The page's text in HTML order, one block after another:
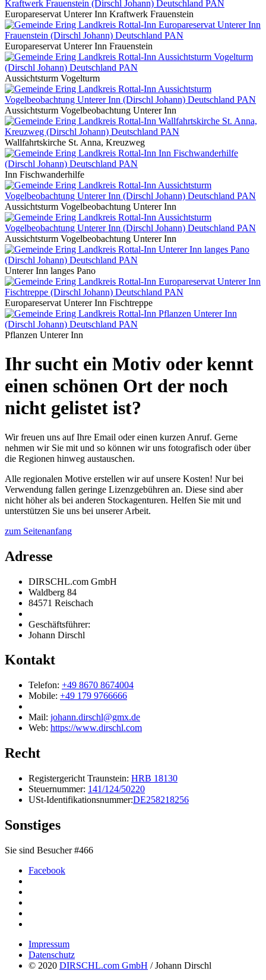
Europareservat Unterer Inn Kraftwerk Frauenstein
Europareservat Unterer Inn Frauenstein
Aussichtsturm Vogelturm
Aussichtsturm Vogelbeobachtung Unterer Inn
Wallfahrtskirche St. Anna, Kreuzweg
Inn Fischwanderhilfe
Aussichtsturm Vogelbeobachtung Unterer Inn
Aussichtsturm Vogelbeobachtung Unterer Inn
Unterer Inn langes Pano
Europareservat Unterer Inn Fischtreppe
Pflanzen Unterer Inn
Ihr sucht ein Motiv oder kennt
einen schönen Ort der noch
nicht gelistet ist?
Wir freuen uns auf Ihre Email oder einen kurzen Anruf. Gerne
nehmen wir Sie mit und so können wir uns fotografisch oder über
die Regionen hinweg austauschen.
Alle regionalen Motive erstellen wir auf unsere Kosten! Nur bei
Verwendung fallen geringe Lizenzgebühren an. Diese sind aber
nicht höher als bei anderen Stockagenturen. Helfen Sie mit und
unterstützen Sie uns bei unserer Arbeit.
zum Seitenanfang
Adresse
DIRSCHL.com GmbH
Waldberg 84
84571 Reischach
Geschäftsführer:
Johann Dirschl
Kontakt
Telefon: +49 8670 8674004
Mobile: +49 179 9766666
Mail: johann.dirschl@gmx.de
Web: https://www.dirschl.com
Recht
Registergericht Traunstein: HRB 18130
Steuernummer: 141/124/50220
USt-Identifikationsnummer:DE258218256
Sonstiges
Sie sind Besucher #466
Facebook
Impressum
Datenschutz
© 2020 DIRSCHL.com GmbH / Johann Dirschl